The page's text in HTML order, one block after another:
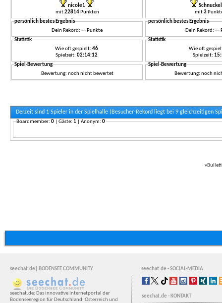
nicole1
mit22814Punkten
persönlich bestes Ergebnis
Dein Rekord: --- Punkte
Statistik
Wie oft gespielt: 46
Spielzeit: 02:14:12
Spiel-Bewertung
Bewertung: noch nicht bewertet
mit3
persönlich bestes Ergebnis
Dein Rekord: ---
Statistik
Wie oft
Spielzeit:
Spiel-Bewertung
Bewertung: noch
Derzeit sind 1 Spieler in der Spielhalle (Besucher-Rekord liegt bei 9 gleichzeitigen
Boardmember: 0 | Gäste: 1 | Anonym: 0
seechat.de| BODENSEE COMMUNITY seechat.de - SOCIAL-MEDIA
seechat.de: Das innovative Internetportal der
Bodenseeregion für Deutschland, Österreich und
seechat.de - KONTAKT